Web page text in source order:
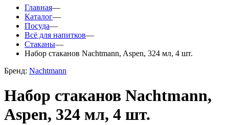
Главная—
Каталог—
Посуда—
Всё для напитков—
Стаканы—
Набор стаканов Nachtmann, Aspen, 324 мл, 4 шт.
Бренд: Nachtmann
Набор стаканов Nachtmann,
Aspen, 324 мл, 4 шт.